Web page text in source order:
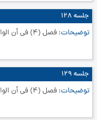
جلسه ۱۲۸
توضیحات فصل (4) في أن الواجب لذاته واجب من جميع جهاته‏
جلسه ۱۲۹
توضیحات فصل (4) في أن الواجب لذاته واجب من جميع جهاته‏